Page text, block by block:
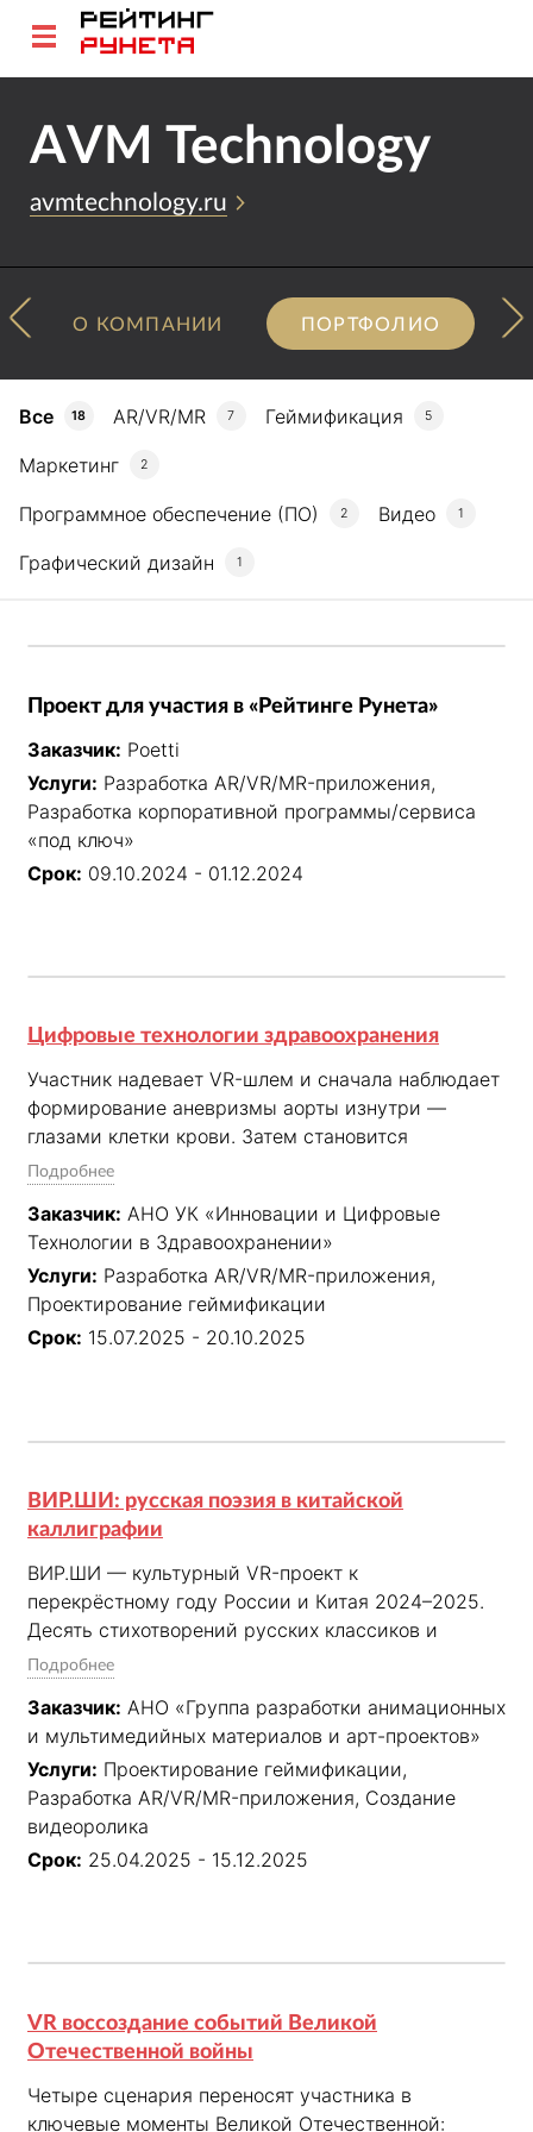
AVM Technology
avmtechnology.ru
О КОМПАНИИ ПОРТФОЛИО
Все 18 AR/VR/MR 7 Геймификация 5
Маркетинг 2
Программное обеспечение (ПО) 2 Видео 1
Графический дизайн 1
Проект для участия в «Рейтинге Рунета»
Заказчик: Poetti
Услуги: Разработка AR/VR/MR-приложения,
Разработка корпоративной программы/сервиса
«под ключ»
Срок: 09.10.2024 - 01.12.2024
Цифровые технологии здравоохранения
Участник надевает VR-шлем и сначала наблюдает
формирование аневризмы аорты изнутри —
глазами клетки крови. Затем становится
хирургом: перед ним ангиограмма пациента, в
через артерию и установить его точно в цель.
После VR — практикум с реальным
оборудованием под руководством врачей Центра
Алмазова.
Подробнее
Заказчик: АНО УК «Инновации и Цифровые
Технологии в Здравоохранении»
Услуги: Разработка AR/VR/MR-приложения,
Проектирование геймификации
Срок: 15.07.2025 - 20.10.2025
ВИР.ШИ: русская поэзия в китайской
каллиграфии
ВИР.ШИ — культурный VR-проект к
перекрёстному году России и Китая 2024–2025.
Десять стихотворений русских классиков и
современников оживают через эстетику
китайской каллиграфии: строки растут в
пространстве, рассыпаются мазками и
складываются в жесты. Каждое произведение —
от 1 до 2,5 минут. Проект представлен на
выставке ChinaJoy в Шанхае и кинофестивале в
Санкт-Петербурге.
Подробнее
Заказчик: АНО «Группа разработки анимационных
и мультимедийных материалов и арт-проектов»
Услуги: Проектирование геймификации,
Разработка AR/VR/MR-приложения, Создание
видеоролика
Срок: 25.04.2025 - 15.12.2025
VR воссоздание событий Великой
Отечественной войны
Четыре сценария переносят участника в
ключевые моменты Великой Отечественной: